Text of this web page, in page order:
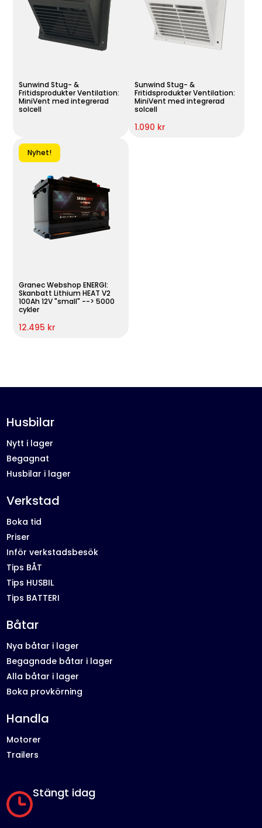
Sunwind Stug- &
Fritidsprodukter Ventilation:
MiniVent med integrerad
solcell
Sunwind Stug- &
Fritidsprodukter Ventilation:
MiniVent med integrerad
solcell
1.090 kr
Nyhet!
Granec Webshop ENERGI:
Skanbatt Lithium HEAT V2
100Ah 12V "small" --> 5000
cykler
12.495 kr
Stängt idag
Husbilar
Nytt i lager
Begagnat
Husbilar i lager
Verkstad
Boka tid
Priser
Inför verkstadsbesök
Tips BÅT
Tips HUSBIL
Tips BATTERI
Båtar
Nya båtar i lager
Begagnade båtar i lager
Alla båtar i lager
Boka provkörning
Handla
Motorer
Trailers